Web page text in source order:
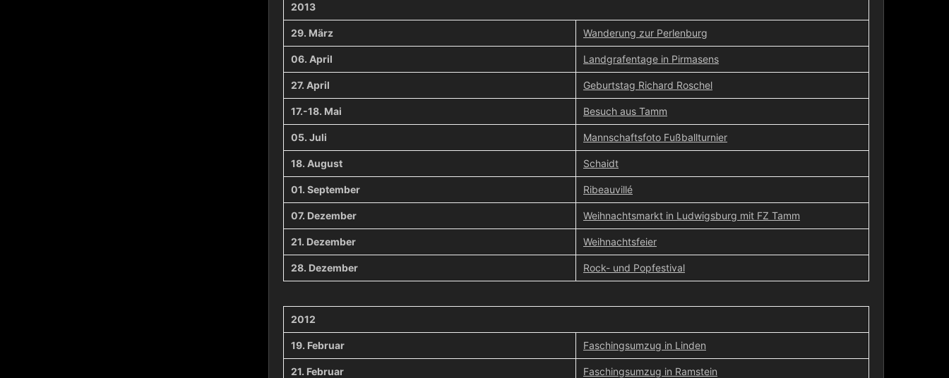
2013
29. März Wanderung zur Perlenburg
06. April Landgrafentage in Pirmasens
27. April Geburtstag Richard Roschel
17.-18. Mai Besuch aus Tamm
05. Juli Mannschaftsfoto Fußballturnier
18. August Schaidt
01. September Ribeauvillé
07. Dezember Weihnachtsmarkt in Ludwigsburg mit FZ Tamm
21. Dezember Weihnachtsfeier
28. Dezember Rock- und Popfestival
2012
19. Februar Faschingsumzug in Linden
21. Februar Faschingsumzug in Ramstein